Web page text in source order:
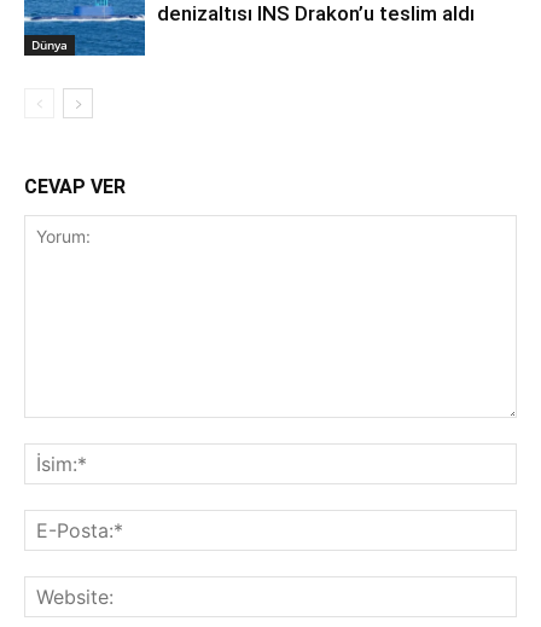
Dünya
denizaltısı INS Drakon’u teslim aldı
CEVAP VER